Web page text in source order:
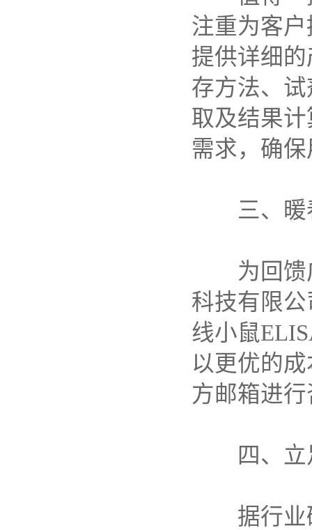
注重为客
提供详细
存方法、
取及结果
需求，确
三、
为回
科技有限
线小鼠
以更优的
方邮箱进
四、
据行